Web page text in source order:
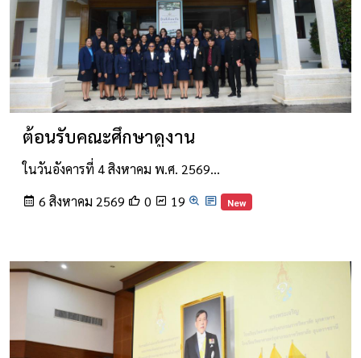
ต้อนรับคณะศึกษาดูงาน
ในวันอังคารที่ 4 สิงหาคม พ.ศ. 2569…
6 สิงหาคม 2569
0 19 New